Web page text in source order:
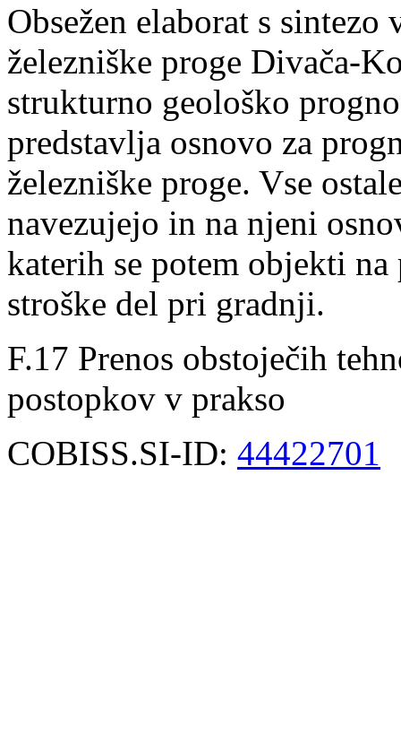
Obsežen elaborat s
železniške proge Divača-
strukturno geološko
predstavlja osnovo za
železniške proge. Vse
navezujejo in na njeni
katerih se potem objekti
stroške del pri gradnji.
F.17 Prenos obstoječih
postopkov v prakso
COBISS.SI-ID: 44422701